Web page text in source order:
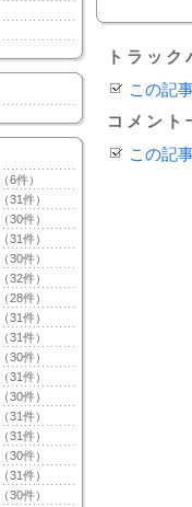
（6件）
（31件）
（30件）
（31件）
（30件）
（32件）
（28件）
（31件）
（31件）
（30件）
（31件）
（30件）
（31件）
（31件）
（30件）
（31件）
（30件）
トラッ
この記
コメント
この記